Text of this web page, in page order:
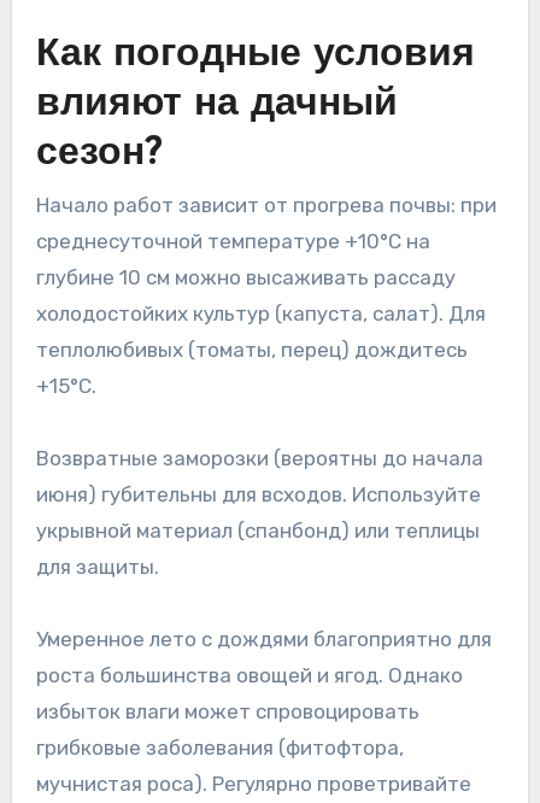
Как погодные условия
влияют на дачный
сезон?
Начало работ зависит от прогрева почвы: при
среднесуточной температуре +10°C на
глубине 10 см можно высаживать рассаду
холодостойких культур (капуста, салат). Для
теплолюбивых (томаты, перец) дождитесь
+15°C.
Возвратные заморозки (вероятны до начала
июня) губительны для всходов. Используйте
укрывной материал (спанбонд) или теплицы
для защиты.
Умеренное лето с дождями благоприятно для
роста большинства овощей и ягод. Однако
избыток влаги может спровоцировать
грибковые заболевания (фитофтора,
мучнистая роса). Регулярно проветривайте